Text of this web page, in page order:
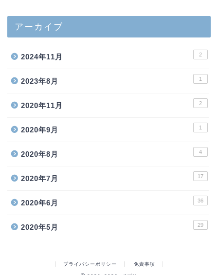
アーカイブ
2024年11月 2
2023年8月 1
2020年11月 2
2020年9月 1
2020年8月 4
2020年7月 17
2020年6月 36
2020年5月 29
プライバシーポリシー 免責事項